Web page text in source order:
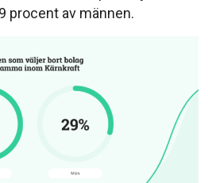
procent av männen.